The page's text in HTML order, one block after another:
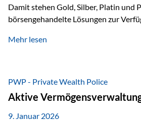
Damit stehen Gold, Silber, Platin und
börsengehandelte Lösungen zur
dabei nicht auf einzelnen
Inflationsrobustheit und
liechtensteinische
Sicherheitsarchitektur: Liechtenstein
Private Wealth Police positioniert
Mehr lesen
PWP - Private Wealth Police
Aktive
9. Januar 2026